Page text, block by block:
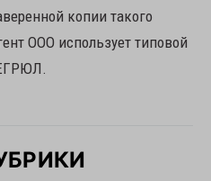
копии такого
ООО использует типовой